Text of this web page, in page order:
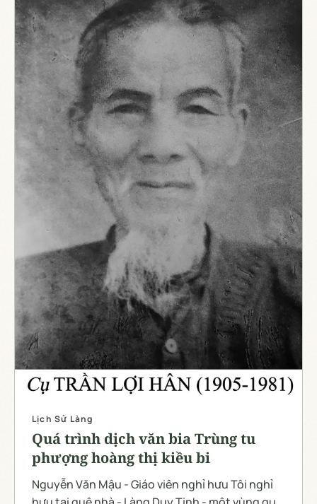
恭惟 世宗毅皇帝老皇皇太后以天下母爲佛中聖心福
地目慈天發無量之心種將来之福當時達官及諸善信
人咸願爲之助費閨錢腰帯怡然壹舍荆木昆瓦駢然四
来廼於。 弘定拾五年柒月拾弍日旦伐蠲恊穀徠起鳩
工離娄之明以督其绳公輸之巧以削其墨經之营之不
浹旬而未雨之龍止齎之虹已橫跨於波上矣水由地中
行人從橋上達原本府市玆施三寳致天下之人聚天下
之貨商賈之居行共便貨財之貿易皆通举欣欣然誾誾
然於帝日帝天之下咸熙熙焉皡皡焉於王途王路之中
會其有極歸于有極普荷吾。 帝王萬萬年建極錫福之
功大矣是則斯橋之作斯市之施其及人之功之德顧可
量耶以此河沙慶善于祿百福于其身于其子孫穆穆皇
皇绵绵延延祚胤处处基圖鞏固其億萬年無彊之休
乎。 銘曰: 帝鄉福地,鳳凰橋名,規摸雄麗,制度恢宏,
雲飛畫棟,雨捲惟亮,棟扶圖祚,磐奠瑤京,
Lịch Sử Làng
Quá trình dịch văn bia Trùng tu
phượng hoàng thị kiều bi
Nguyễn Văn Mậu - Giáo viên nghỉ hưu Tôi nghỉ